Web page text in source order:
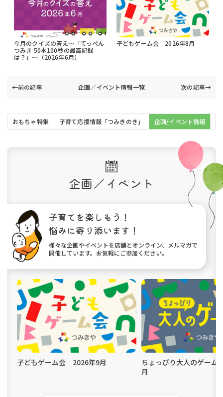
今月のクイズの答え〜「てっぺん
つみき 50本100秒の最高記録
は？」〜（2026年6月）
子どもゲーム会 2026年8月
←前の記事 企画／イベント情報一覧 次の記事→
おもちゃ特集 子育て応援情報「つみきのき」 企画/イベント情報
企画／イベント
子育てを楽しもう！
悩みに寄り添います！
様々な企画やイベントを店舗とオンライン、メルマガで
開催しています。お気軽にご参加ください。
子どもゲーム会 2026年9月
ちょっぴり大人のゲー
月